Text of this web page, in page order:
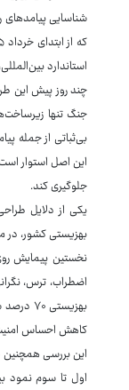
استاندارد بین‌المللی،
چند روز پیش این
جنگ تنها
بی‌ثباتی از جمله
این اصل استوار
جلوگیری کند.
یکی از دلایل
بهزیستی کشور، در
اضطراب، ترس،
کاهش احساس
این بررسی
اول تا سوم نمود